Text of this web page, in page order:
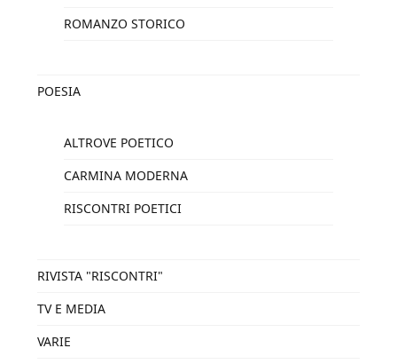
ROMANZO STORICO
POESIA
ALTROVE POETICO
CARMINA MODERNA
RISCONTRI POETICI
RIVISTA "RISCONTRI"
TV E MEDIA
VARIE